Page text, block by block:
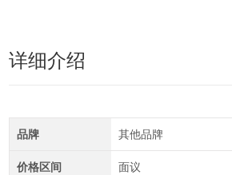
详细介绍
品牌 其他品牌
价格区间 面议